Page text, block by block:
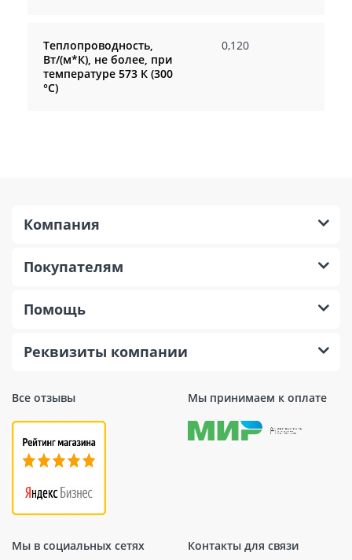
Теплопроводность,
Вт/(м*К), не более, при
температуре 573 К (300
°С)
0,120
Все отзывы Мы принимаем к оплате
Мы в социальных сетях Контакты для связи
Компания
Покупателям
Помощь
Реквизиты компании